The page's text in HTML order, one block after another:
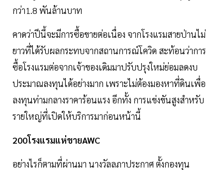
กว่า1.8 พันล้านบาท
คาดว่าปีนี้จะมีการซื้อขายต่อเนื่อง จากโรงแรมสายป่านไม่
ยาวที่ได้รับผลกระทบจากสถานการณ์โควิด สะท้อนว่าการ
ซื้อโรงแรมต่อจากเจ้าของเดิมมาปรับปรุงใหม่ย่อมลดงบ
ประมาณลงทุนได้อย่างมาก เพราะไม่ต้องมองหาที่ดินเพื่อ
ลงทุนท่ามกลางราคาร้อนแรง อีกทั้ง การแข่งขันสูงสำหรับ
รายใหญ่ที่เปิดให้บริการมาก่อนหน้านี้
200โรงแรมแห่ขายAWC
อย่างไรก็ตามที่ผ่านมา นางวัลลภาประกาศ ตั้งกองทุน